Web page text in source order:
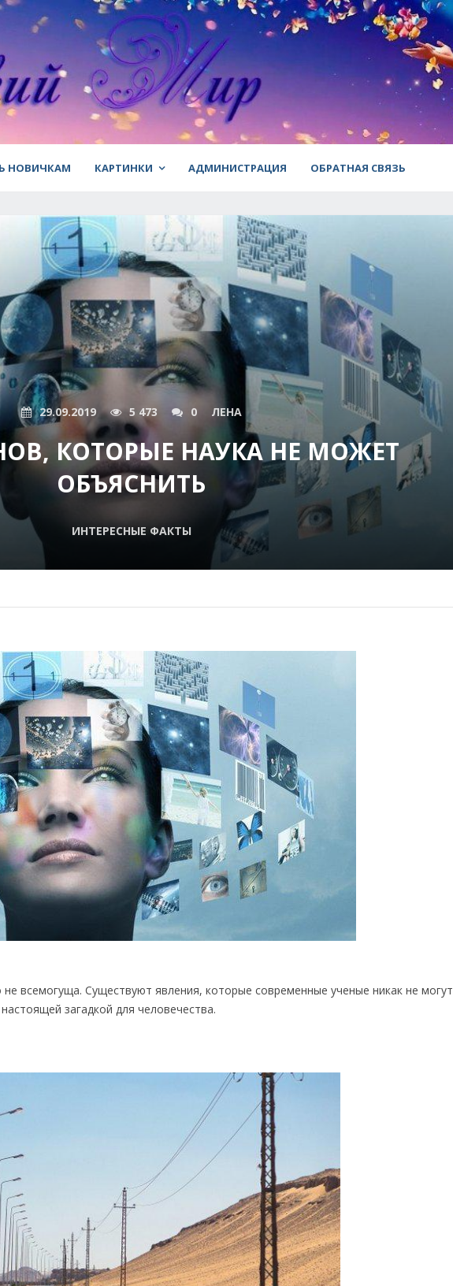
НОВИЧКАМ КАРТИНКИ АДМИНИСТРАЦИЯ ОБРАТНАЯ СВЯЗЬ
29.09.2019 5 473 0 ЛЕНА
КОТОРЫЕ НАУКА НЕ МОЖЕТ
ОБЪЯСНИТЬ
ИНТЕРЕСНЫЕ ФАКТЫ
всемогуща. Существуют явления, которые современные ученые никак не могут
загадкой для человечества.